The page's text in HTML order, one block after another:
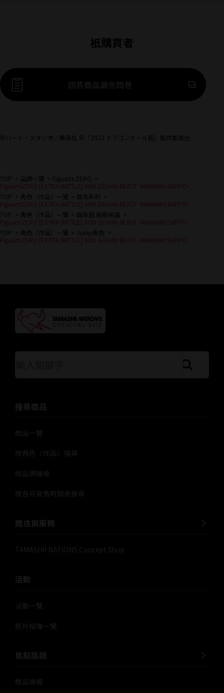
衹購買者
回答商品調查問卷 前往外部網站（將開啟新
©バード・スタジオ／集英社 ©「2022 ドラゴンボール超」製作委員会
TOP 品牌一覽
Figuarts ZERO
FiguartsZERO [EXTRA BATTLE] SON GOHAN BEAST -MAKANKOSAPPO-
TOP
角色（作品）一覽
龍珠系列
FiguartsZERO [EXTRA BATTLE] SON GOHAN BEAST -MAKANKOSAPPO-
TOP
角色（作品）一覽
龍珠超 超級英雄
FiguartsZERO [EXTRA BATTLE] SON GOHAN BEAST -MAKANKOSAPPO-
TOP
角色（作品）一覽
Jump角色
FiguartsZERO [EXTRA BATTLE] SON GOHAN BEAST -MAKANKOSAPPO-
搜尋商品
商品一覽
按角色（作品）搜尋
按品牌搜尋
按各月發售時間表搜尋
商店與服務
TAMASHII NATIONS Concept Shop
活動
活動一覽
照片相簿一覽
焦點話題
商品情報